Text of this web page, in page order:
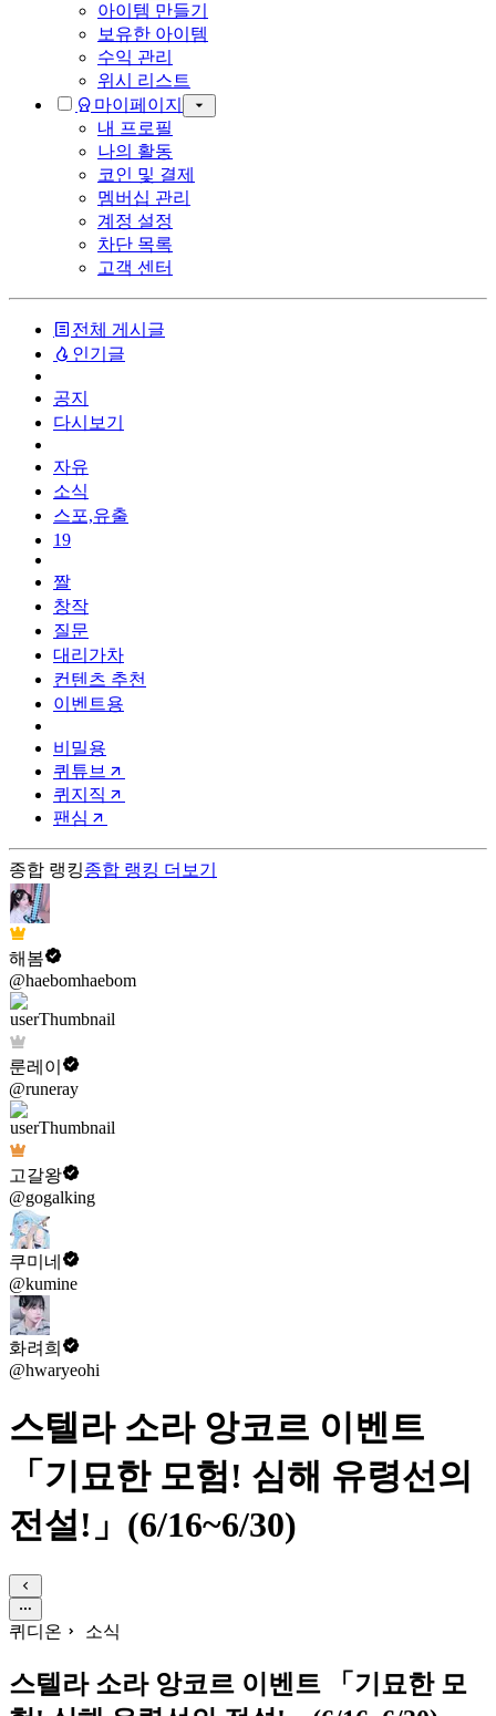
아이템 만들기
보유한 아이템
수익 관리
위시 리스트
마이페이지
내 프로필
나의 활동
코인 및 결제
멤버십 관리
계정 설정
차단 목록
고객 센터
전체 게시글
인기글
공지
다시보기
자유
소식
스포,유출
19
짤
창작
질문
대리가차
컨텐츠 추천
이벤트용
비밀용
퀴튜브
퀴지직
팬심
종합 랭킹종합 랭킹 더보기
해봄
@haebomhaebom
룬레이
@runeray
고갈왕
@gogalking
쿠미네
@kumine
화려희
@hwaryeohi
스텔라 소라 앙코르 이벤트
「기묘한 모험! 심해 유령선의
전설!」(6/16~6/30)
퀴디온 소식
스텔라 소라 앙코르 이벤트 「기묘한 모